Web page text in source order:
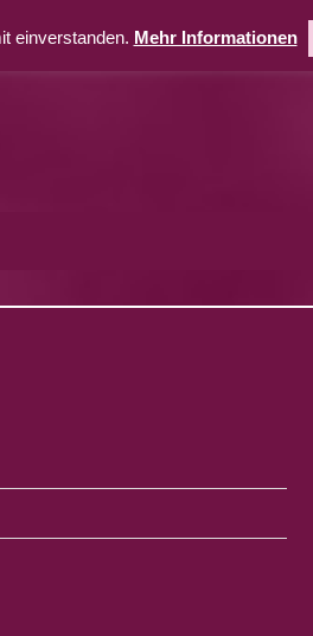
einverstanden. Mehr Informationen